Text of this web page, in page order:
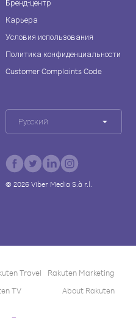
Бренд-центр
Карьера
Условия использования
Политика конфиденциальности
Customer Complaints Code
Русский
© 2026Viber Media S.à r.l.
Travel
Rakuten Marketing
TV About Rakuten